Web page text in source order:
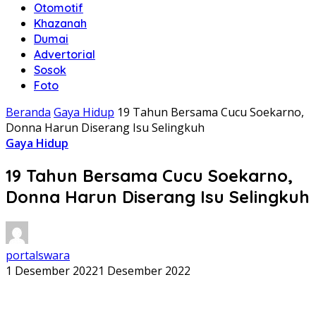
Otomotif
Khazanah
Dumai
Advertorial
Sosok
Foto
Beranda Gaya Hidup 19 Tahun Bersama Cucu Soekarno,
Donna Harun Diserang Isu Selingkuh
Gaya Hidup
19 Tahun Bersama Cucu Soekarno,
Donna Harun Diserang Isu Selingkuh
portalswara
1 Desember 20221 Desember 2022